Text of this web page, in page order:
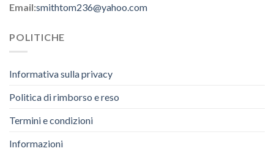
Email:smithtom236@yahoo.com
POLITICHE
Informativa sulla privacy
Politica di rimborso e reso
Termini e condizioni
Informazioni